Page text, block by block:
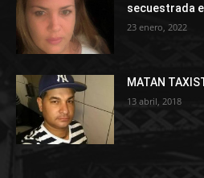
secuestrada
23 enero, 2022
MATAN
13 abril, 2018